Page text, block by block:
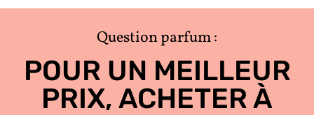
Question parfum :
POUR UN MEILLEUR
PRIX, ACHETER À